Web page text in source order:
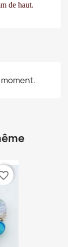
de haut.